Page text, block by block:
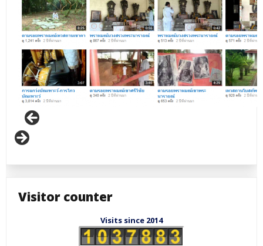
Visitor counter
Visits since 2014